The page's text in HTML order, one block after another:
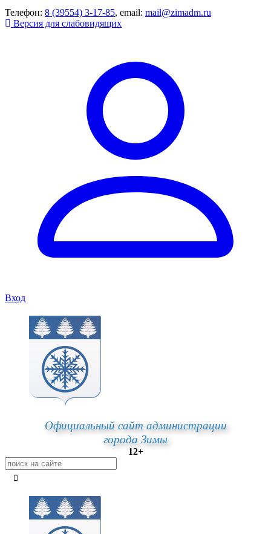
Телефон: 8 (39554) 3-17-85, email: mail@zimadm.ru
Версия для слабовидящих
Вход
Официальный сайт администрации
города Зимы
12+